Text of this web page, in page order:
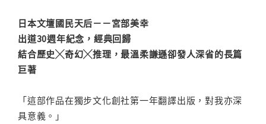
日本文壇國民天后－－宮部美幸
出道30週年紀念，經典回歸
結合歷史╳奇幻╳推理，最溫柔謙遜卻發人深省的長篇
巨著
「這部作品在獨步文化創社第一年翻譯出版，對我亦深
具意義。」